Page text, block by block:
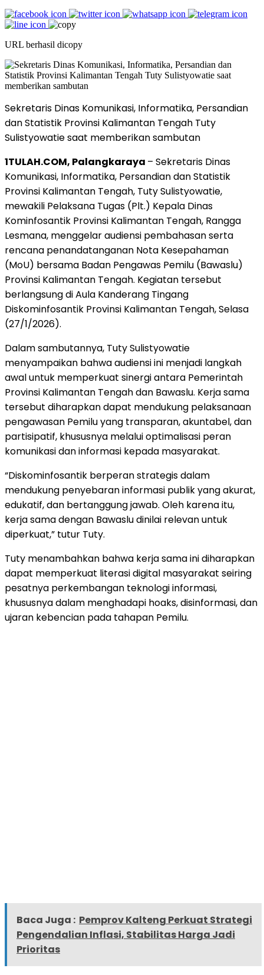
URL berhasil dicopy
Sekretaris Dinas Komunikasi, Informatika, Persandian
dan Statistik Provinsi Kalimantan Tengah Tuty
Sulistyowatie saat memberikan sambutan
1TULAH.COM, Palangkaraya – Sekretaris Dinas
Komunikasi, Informatika, Persandian dan Statistik
Provinsi Kalimantan Tengah, Tuty Sulistyowatie,
mewakili Pelaksana Tugas (Plt.) Kepala Dinas
Kominfosantik Provinsi Kalimantan Tengah, Rangga
Lesmana, menggelar audiensi pembahasan serta
rencana penandatanganan Nota Kesepahaman
(MoU) bersama Badan Pengawas Pemilu (Bawaslu)
Provinsi Kalimantan Tengah. Kegiatan tersebut
berlangsung di Aula Kanderang Tingang
Diskominfosantik Provinsi Kalimantan Tengah, Selasa
(27/1/2026).
Dalam sambutannya, Tuty Sulistyowatie
menyampaikan bahwa audiensi ini menjadi langkah
awal untuk memperkuat sinergi antara Pemerintah
Provinsi Kalimantan Tengah dan Bawaslu. Kerja sama
tersebut diharapkan dapat mendukung pelaksanaan
pengawasan Pemilu yang transparan, akuntabel, dan
partisipatif, khususnya melalui optimalisasi peran
komunikasi dan informasi kepada masyarakat.
“Diskominfosantik berperan strategis dalam
mendukung penyebaran informasi publik yang akurat,
edukatif, dan bertanggung jawab. Oleh karena itu,
kerja sama dengan Bawaslu dinilai relevan untuk
diperkuat,” tutur Tuty.
Tuty menambahkan bahwa kerja sama ini diharapkan
dapat memperkuat literasi digital masyarakat seiring
pesatnya perkembangan teknologi informasi,
khususnya dalam menghadapi hoaks, disinformasi, dan
ujaran kebencian pada tahapan Pemilu.
Baca Juga : Pemprov Kalteng Perkuat Strategi
Pengendalian Inflasi, Stabilitas Harga Jadi
Prioritas